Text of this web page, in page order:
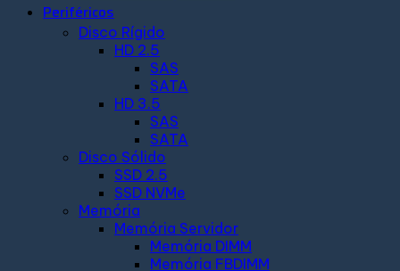
Periféricos
Disco Rígido
HD 2.5
SAS
SATA
HD 3.5
SAS
SATA
Disco Sólido
SSD 2.5
SSD NVMe
Memória
Memória Servidor
Memória DIMM
Memória FBDIMM